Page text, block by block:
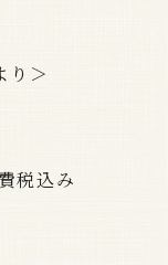
り＞
税込み